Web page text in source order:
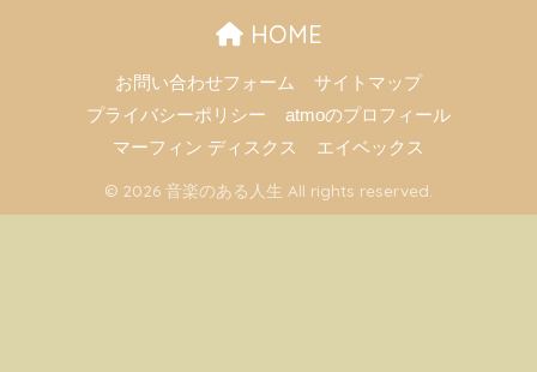
HOME
お問い合わせフォーム
サイトマップ
プライバシーポリシー
atmoのプロフィール
マーフィン ディスクス
エイベックス
© 2026 音楽のある人生 All rights reserved.